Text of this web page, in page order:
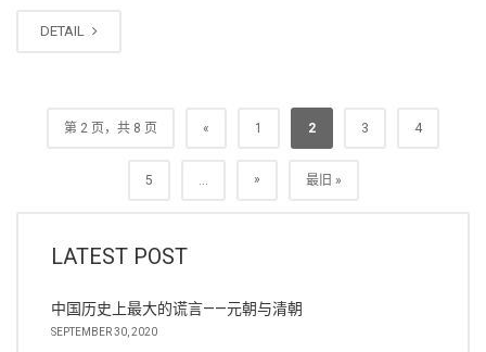
DETAIL
第 2 页，共 8 页 « 1 2 3 4
5 ... » 最旧 »
LATEST POST
中国历史上最大的谎言——元朝与清朝
SEPTEMBER 30, 2020